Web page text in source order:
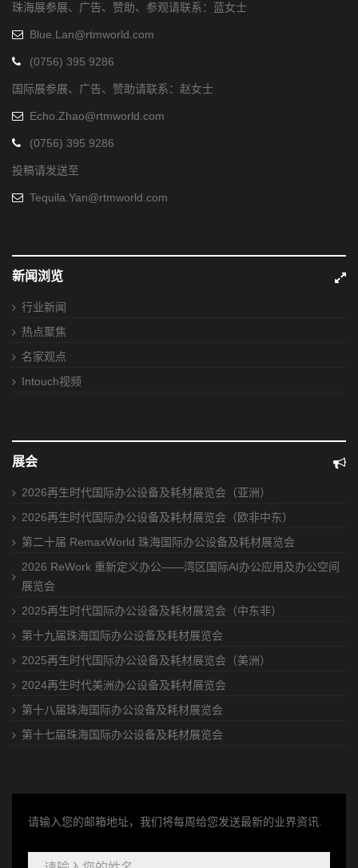
珠海展参展、广告、赞助、参观请联系：蓝女士
Blue.Lan@rtmworld.com
(0756) 395 9286
国际展参展、广告、赞助请联系：赵女士
Echo.Zhao@rtmworld.com
(0756) 395 9286
投稿请发送至
Tequila.Yan@rtmworld.com
新闻浏览
行业新闻
热点聚焦
名家观点
Intouch视频
展会
2026再生时代国际办公设备及耗材展览会（亚洲）
2026再生时代国际办公设备及耗材展览会（欧非中东）
第二十届 RemaxWorld 珠海国际办公设备及耗材展览会
2026 ReWork 重新定义办公——湾区国际AI办公应用及办公空间
展览会
2025再生时代国际办公设备及耗材展览会（中东非）
第十九届珠海国际办公设备及耗材展览会
2025再生时代国际办公设备及耗材展览会（美洲）
2024再生时代美洲办公设备及耗材展览会
第十八届珠海国际办公设备及耗材展览会
第十七届珠海国际办公设备及耗材展览会
请输入您的邮箱地址，我们将每周给您发送最新的业界资讯.